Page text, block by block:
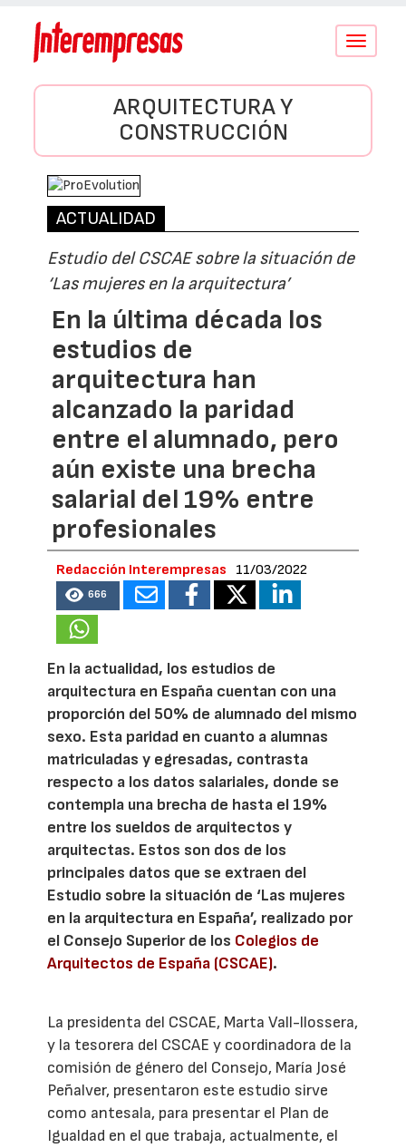
Conmutar
ARQUITECTURA Y
CONSTRUCCIÓN
ACTUALIDAD
Estudio del CSCAE sobre la situación de
‘Las mujeres en la arquitectura’
En la última década los
estudios de
arquitectura han
alcanzado la paridad
entre el alumnado, pero
aún existe una brecha
salarial del 19% entre
profesionales
Redacción Interempresas 11/03/2022
666
En la actualidad, los estudios de
arquitectura en España cuentan con una
proporción del 50% de alumnado del mismo
sexo. Esta paridad en cuanto a alumnas
matriculadas y egresadas, contrasta
respecto a los datos salariales, donde se
contempla una brecha de hasta el 19%
entre los sueldos de arquitectos y
arquitectas. Estos son dos de los
principales datos que se extraen del
Estudio sobre la situación de ‘Las mujeres
en la arquitectura en España’, realizado por
el Consejo Superior de los Colegios de
Arquitectos de España (CSCAE).
La presidenta del CSCAE, Marta Vall-llossera,
y la tesorera del CSCAE y coordinadora de la
comisión de género del Consejo, María José
Peñalver, presentaron este estudio sirve
como antesala, para presentar el Plan de
Igualdad en el que trabaja, actualmente, el